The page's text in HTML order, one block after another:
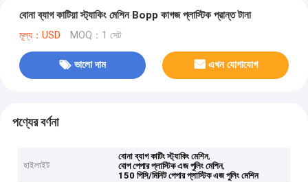
বোনা ব্যাগ কাটিয়া স্ট্যাকিং মেশিন Bopp কাগজ প্লাস্টিক প্রান্ত টানা
মূল্য：USD MOQ：1 সেট
ভালো দাম এখন যোগাযোগ
পণ্যের বর্ণনা
হাইলাইট
বোনা ব্যাগ কাটিং স্ট্যাকিং মেশিন,
বোপ পেপার প্লাস্টিক এজ পুলিং মেশিন,
150 পিসি/মিনিট পেপার প্লাস্টিক এজ পুলিং মেশিন